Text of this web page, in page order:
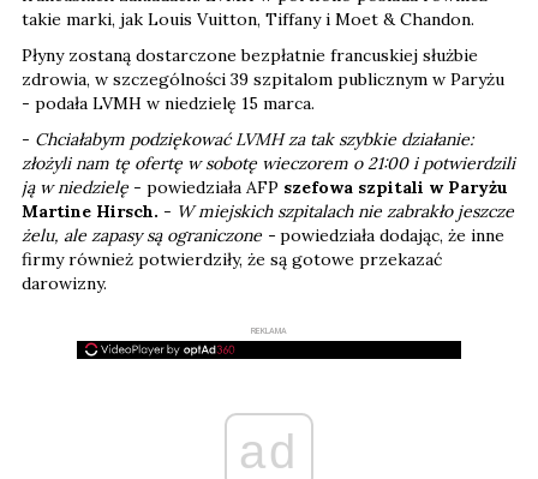
takie marki, jak Louis Vuitton, Tiffany i Moet & Chandon.
Płyny zostaną dostarczone bezpłatnie francuskiej służbie
zdrowia, w szczególności 39 szpitalom publicznym w Paryżu
- podała LVMH w niedzielę 15 marca.
- Chciałabym podziękować LVMH za tak szybkie działanie:
złożyli nam tę ofertę w sobotę wieczorem o 21:00 i potwierdzili
ją w niedzielę - powiedziała AFP szefowa szpitali w Paryżu
Martine Hirsch. - W miejskich szpitalach nie zabrakło jeszcze
żelu, ale zapasy są ograniczone - powiedziała dodając, że inne
firmy również potwierdziły, że są gotowe przekazać
darowizny.
REKLAMA
ad